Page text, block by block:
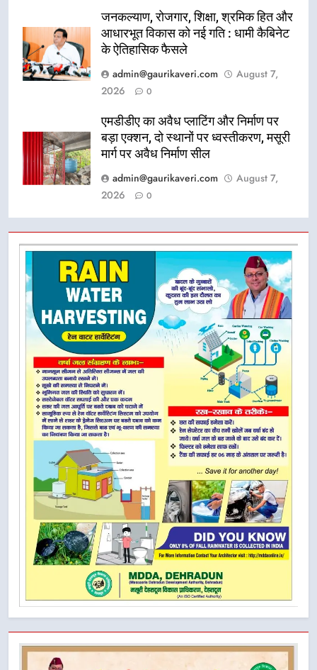
जनकल्याण, रोजगार, शिक्षा, श्रमिक हित और
आधारभूत विकास को नई गति : धामी कैबिनेट
के ऐतिहासिक फैसले
admin@gaurikaveri.com
August 7,
2026
0
एमडीडीए का अवैध प्लाटिंग और निर्माण पर
बड़ा एक्शन, दो स्थानों पर ध्वस्तीकरण, मसूरी
मार्ग पर अवैध निर्माण सील
admin@gaurikaveri.com
August 7,
2026
0